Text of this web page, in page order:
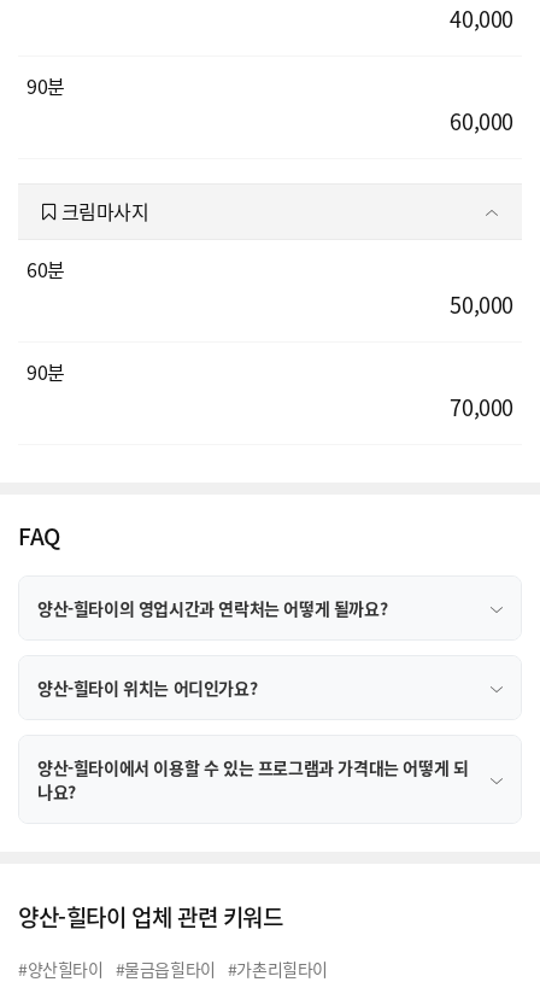
40,000
90분
60,000
크림마사지
60분
50,000
90분
70,000
FAQ
양산-힐타이의 영업시간과 연락처는 어떻게 될까요?
양산-힐타이 위치는 어디인가요?
양산-힐타이에서 이용할 수 있는 프로그램과 가격대는 어떻게 되
나요?
양산-힐타이 업체 관련 키워드
#양산힐타이 #물금읍힐타이 #가촌리힐타이